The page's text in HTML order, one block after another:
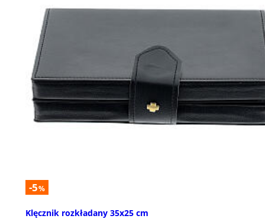
-5%
Klęcznik rozkładany 35x25 cm